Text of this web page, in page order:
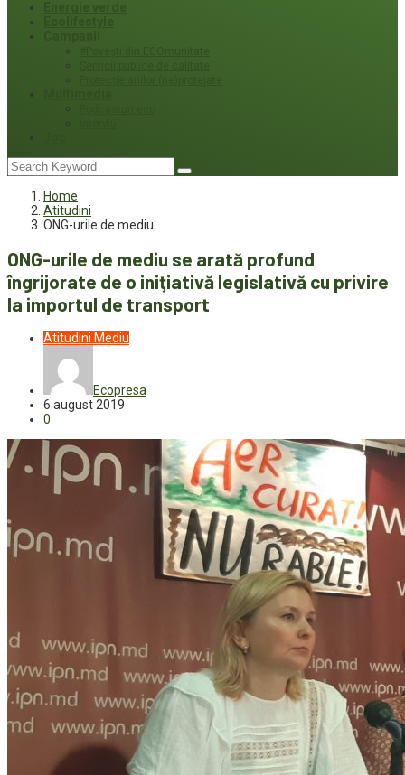
Home
Atitudini
ONG-urile de mediu…
ONG-urile de mediu se arată profund
îngrijorate de o iniţiativă legislativă cu privire
la importul de transport
Atitudini Mediu
Ecopresa
6 august 2019
0